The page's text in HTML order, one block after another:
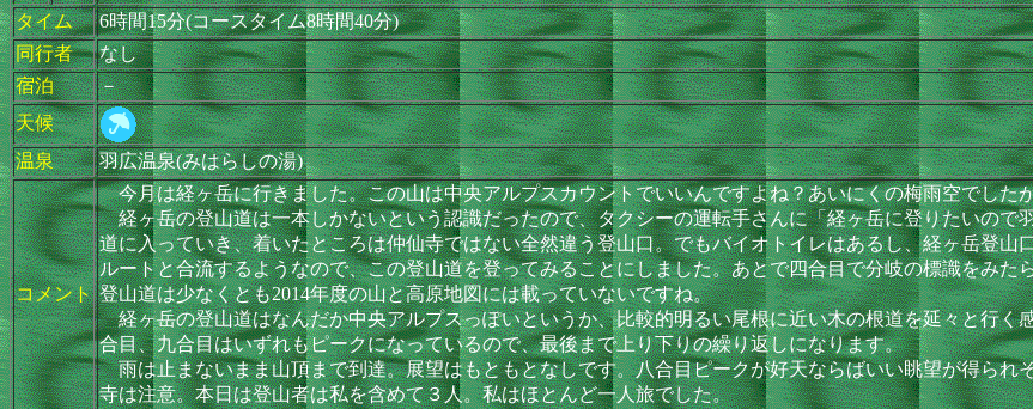
タイム
6時間15分(コースタイム8時間40分)
同行者
なし
宿泊
－
天候
温泉
羽広温泉(みはらしの湯)
コメント
今月は経ヶ岳に行きました。この山は中央アルプスカウントでいいんですよね？あいにくの梅雨空でした
経ヶ岳の登山道は一本しかないという認識だったので、タクシーの運転手さんに「経ヶ岳に登りたいので
道に入っていき、着いたところは仲仙寺ではない全然違う登山口。でもバイオトイレはあるし、経ヶ岳登
ルートと合流するようなので、この登山道を登ってみることにしました。あとで四合目で分岐の標識をみ
登山道は少なくとも2014年度の山と高原地図には載っていないですね。
経ヶ岳の登山道はなんだか中央アルプスっぽいというか、比較的明るい尾根に近い木の根道を延々と行く
合目、九合目はいずれもピークになっているので、最後まで上り下りの繰り返しになります。
雨は止まないまま山頂まで到達。展望はもともとなしです。八合目ピークが好天ならばいい眺望が得られ
寺は注意。本日は登山者は私を含めて３人。私はほとんど一人旅でした。